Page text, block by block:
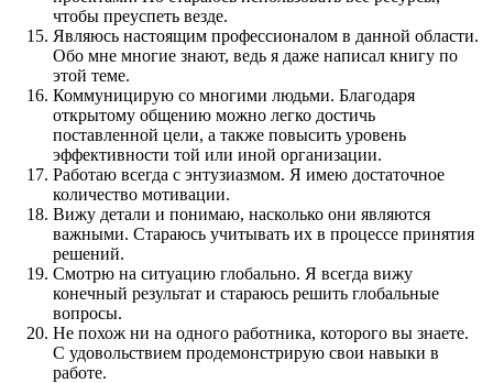
чтобы преуспеть везде.
Являюсь настоящим профессионалом в данной области.
Обо мне многие знают, ведь я даже написал книгу по
этой теме.
Коммуницирую со многими людьми. Благодаря
открытому общению можно легко достичь
поставленной цели, а также повысить уровень
эффективности той или иной организации.
Работаю всегда с энтузиазмом. Я имею достаточное
количество мотивации.
Вижу детали и понимаю, насколько они являются
важными. Стараюсь учитывать их в процессе принятия
решений.
Смотрю на ситуацию глобально. Я всегда вижу
конечный результат и стараюсь решить глобальные
вопросы.
Не похож ни на одного работника, которого вы знаете.
С удовольствием продемонстрирую свои навыки в
работе.